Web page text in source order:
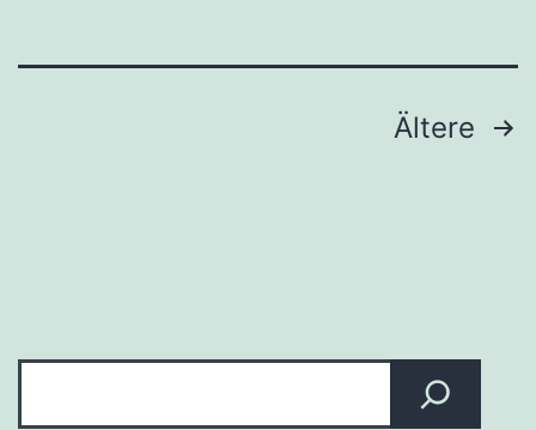
Seitennummerierung
Ältere